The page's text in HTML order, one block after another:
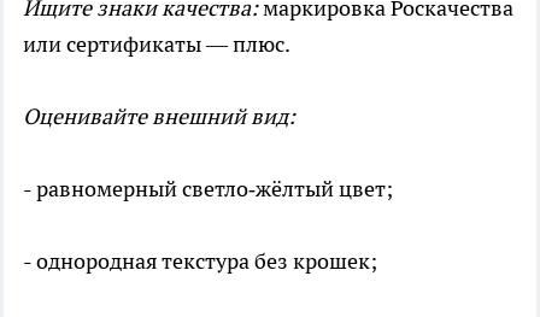
Ищите знаки качества:маркировка Роскачества
или сертификаты — плюс.
Оценивайте внешний вид:
- равномерный светло‑жёлтый цвет;
- однородная текстура без крошек;